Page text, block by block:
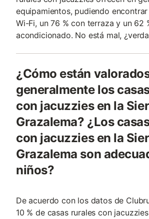
equipamientos, pudiendo
Wi-Fi, un 76 % con terraza y un 62
acondicionado. No está mal,
¿Cómo están
generalmente los
con jacuzzies en la
Grazalema? ¿Los
con jacuzzies en la
Grazalema son
niños?
De acuerdo con los datos de
10 % de casas rurales con